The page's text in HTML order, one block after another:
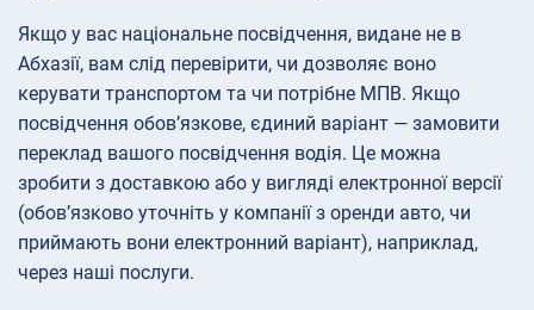
Якщо у вас національне посвідчення, видане не в
Абхазії, вам слід перевірити, чи дозволяє воно
керувати транспортом та чи потрібне МПВ. Якщо
посвідчення обов’язкове, єдиний варіант — замовити
переклад вашого посвідчення водія. Це можна
зробити з доставкою або у вигляді електронної версії
(обов’язково уточніть у компанії з оренди авто, чи
приймають вони електронний варіант), наприклад,
через наші послуги.